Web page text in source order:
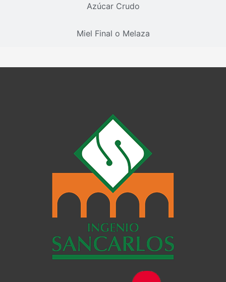
Azúcar Crudo
Miel Final o Melaza